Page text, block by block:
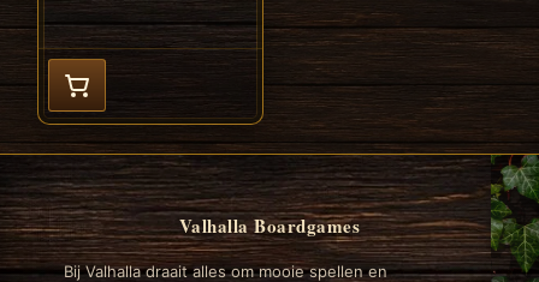
Valhalla Boardgames
Bij Valhalla draait alles om mooie spellen en